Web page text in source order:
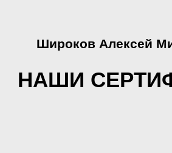
Широков Алексей
НАШИ